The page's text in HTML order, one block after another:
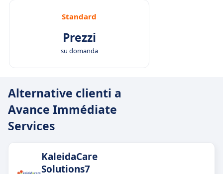
Standard
Prezzi
su domanda
Alternative clienti a
Avance Immédiate
Services
KaleidaCare
Solutions7